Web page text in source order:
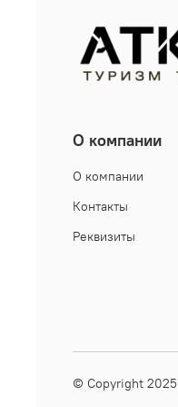
О компании
О компании
Контакты
Реквизиты
© Copyright 2025